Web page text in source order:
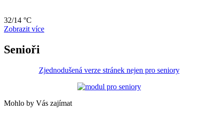
32/14 °C
Zobrazit více
Senioři
Zjednodušená verze stránek nejen pro seniory
Mohlo by Vás zajímat